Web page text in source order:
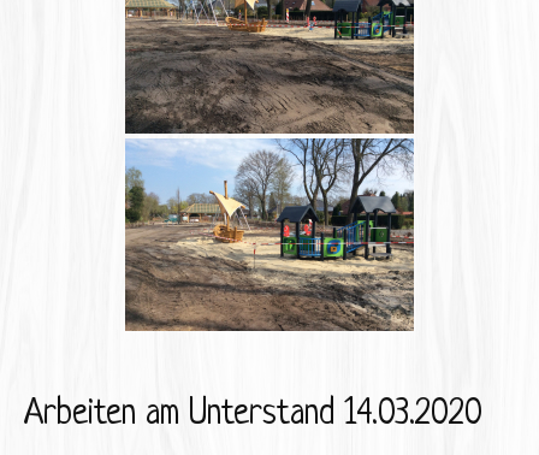
Arbeiten am Unterstand 14.03.2020